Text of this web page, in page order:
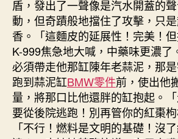
盾，發出了一聲像是汽水開蓋的
動，但奇蹟般地擋住了攻擊，只
香。「這麵皮的延展性！完美！但
K-999焦急地大喊，中藥味更濃了
必須帶走他那缸陳年老蒜泥，那
跑到蒜泥缸BMW零件前，使出他
量，將那口比他還胖的缸抱起。
要從後院逃跑！別再管你的紅棗枸
「不行！燃料是文明的基礎！沒